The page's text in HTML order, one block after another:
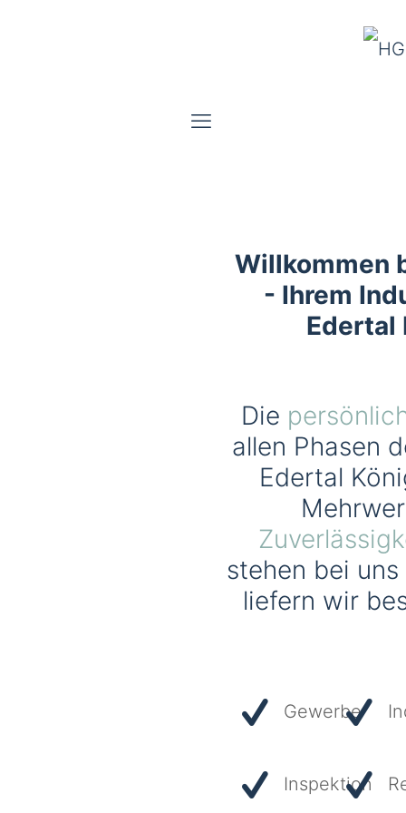
Willkommen
- Ihrem
Edertal
Die
allen Phasen
Edertal
stehen bei
liefern wir
Gewerbe
Inspektion